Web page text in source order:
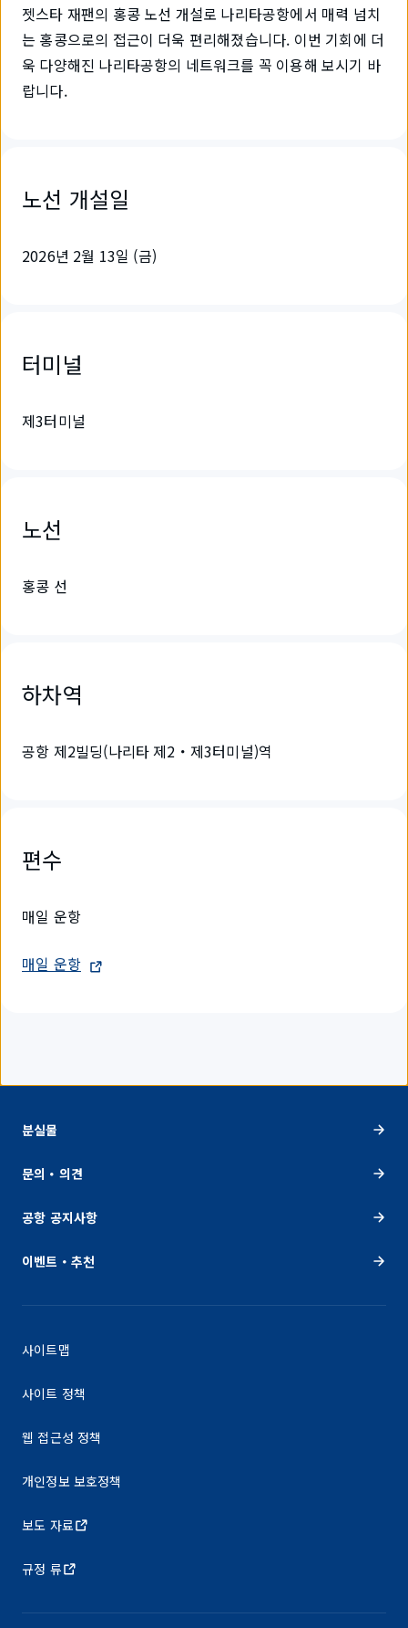
젯스타 재팬의 홍콩 노선 개설로 나리타공항에서 매력 넘치
는 홍콩으로의 접근이 더욱 편리해졌습니다. 이번 기회에 더
욱 다양해진 나리타공항의 네트워크를 꼭 이용해 보시기 바
랍니다.
노선 개설일
2026년 2월 13일 (금)
터미널
제3터미널
노선
홍콩 선
하차역
공항 제2빌딩(나리타 제2・제3터미널)역
편수
매일 운항
매일 운항
분실물
문의・의견
공항 공지사항
이벤트・추천
사이트맵
사이트 정책
웹 접근성 정책
개인정보 보호정책
보도 자료
규정 류